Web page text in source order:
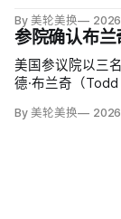
Moreno）指控家
否涉及家庭暴力
By 美轮美换
参院确认布兰
美国参议院以三
德·布兰奇（
冲动；
By 美轮美换